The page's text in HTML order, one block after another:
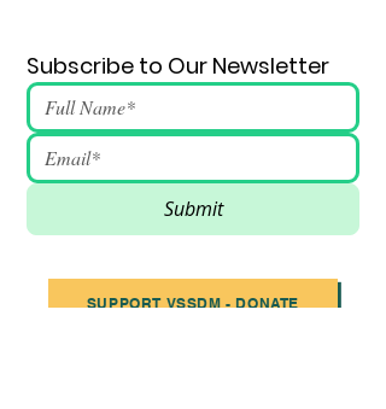
Subscribe to Our Newsletter
Submit
SUPPORT VSSDM - DONATE